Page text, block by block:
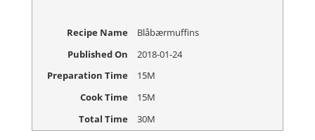
Recipe Name
Blåbærmuffins
Published On
2018-01-24
Preparation Time
15M
Cook Time
15M
Total Time
30M